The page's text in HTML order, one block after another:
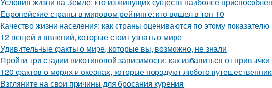
Европейские страны в мировом рейтинге: кто вошел в топ-10
Качество жизни населения: как страны оцениваются по этому показателю
12 вещей и явлений, которые стоит узнать о мире
Удивительные факты о мире, которые вы, возможно, не знали
Пройти три стадии никотиновой зависимости: как избавиться от привычки
120 фактов о морях и океанах, которые порадуют любого
Взгляните на свои причины для бросания курения